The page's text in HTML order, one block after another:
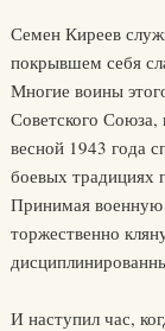
Семен Киреев
покрывшем себя
Многие воины
Советского
весной 1943 года
боевых традициях
Принимая военную
торжественно
И наступил час,